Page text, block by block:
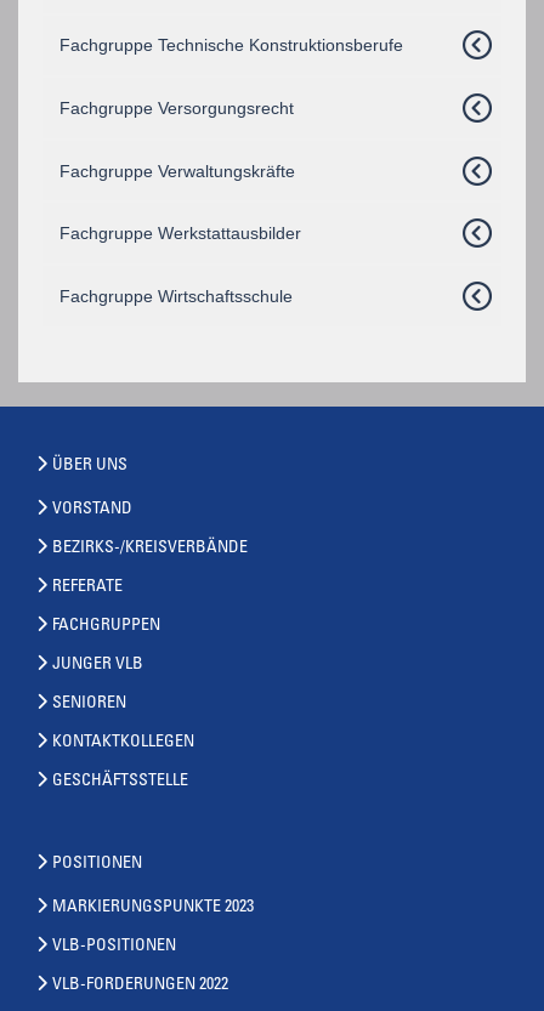
Fachgruppe Technische Konstruktionsberufe
Fachgruppe Versorgungsrecht
Fachgruppe Verwaltungskräfte
Fachgruppe Werkstattausbilder
Fachgruppe Wirtschaftsschule
ÜBER UNS
VORSTAND
BEZIRKS-/KREISVERBÄNDE
REFERATE
FACHGRUPPEN
JUNGER VLB
SENIOREN
KONTAKTKOLLEGEN
GESCHÄFTSSTELLE
POSITIONEN
MARKIERUNGSPUNKTE 2023
VLB-POSITIONEN
VLB-FORDERUNGEN 2022